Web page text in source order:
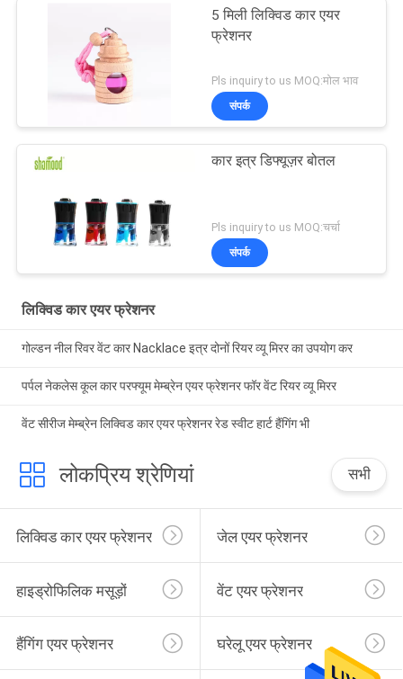
5 मिली लिक्विड कार एयर
फ्रेशनर
Pls inquiry to us MOQ:मोल भाव
संपर्क
कार इत्र डिफ्यूज़र बोतल
Pls inquiry to us MOQ:चर्चा
संपर्क
लिक्विड कार एयर फ्रेशनर
गोल्डन नील रिवर वेंट कार Nacklace इत्र दोनों रियर व्यू मिरर का उपयोग कर
पर्पल नेकलेस कूल कार परफ्यूम मेम्ब्रेन एयर फ्रेशनर फॉर वेंट रियर व्यू मिरर
वेंट सीरीज मेम्ब्रेन लिक्विड कार एयर फ्रेशनर रेड स्वीट हार्ट हैंगिंग भी
लोकप्रिय श्रेणियां सभी
लिक्विड कार एयर फ्रेशनर जेल एयर फ्रेशनर
हाइड्रोफिलिक मसूड़ों वेंट एयर फ्रेशनर
हैंगिंग एयर फ्रेशनर घरेलू एयर फ्रेशनर